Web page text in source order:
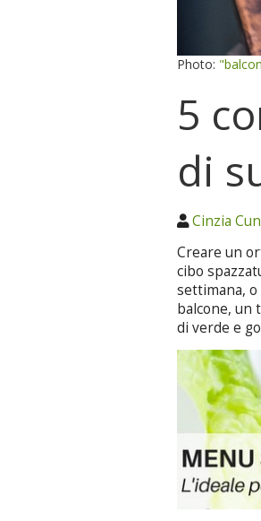
Photo:
5
di
Cinzia
Creare un
cibo
settimana,
balcone, un
di verde e